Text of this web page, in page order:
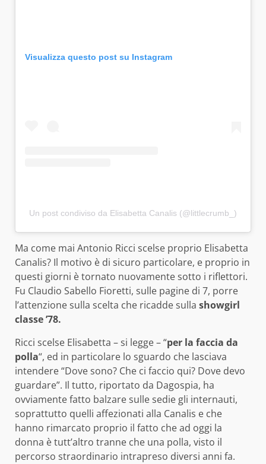
Visualizza questo post su Instagram
Un post condiviso da Elisabetta Canalis (@littlecrumb_)
Ma come mai Antonio Ricci scelse proprio Elisabetta
Canalis? Il motivo è di sicuro particolare, e proprio in
questi giorni è tornato nuovamente sotto i riflettori.
Fu Claudio Sabello Fioretti, sulle pagine di 7, porre
l’attenzione sulla scelta che ricadde sulla showgirl
classe ’78.
Ricci scelse Elisabetta – si legge – “per la faccia da
polla“, ed in particolare lo sguardo che lasciava
intendere “Dove sono? Che ci faccio qui? Dove devo
guardare”. Il tutto, riportato da Dagospia, ha
ovviamente fatto balzare sulle sedie gli internauti,
soprattutto quelli affezionati alla Canalis e che
hanno rimarcato proprio il fatto che ad oggi la
donna è tutt’altro tranne che una polla, visto il
percorso straordinario intrapreso diversi anni fa.